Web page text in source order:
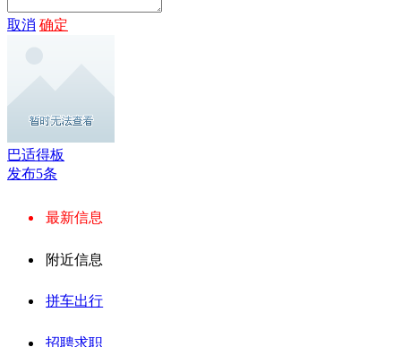
取消 确定
巴适得板
发布5条
最新信息
附近信息
拼车出行
招聘求职